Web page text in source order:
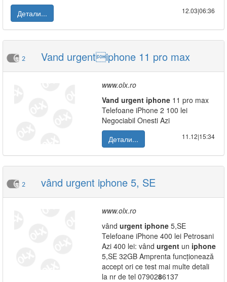
Детали...
12.03|06:36
2 Vand urgentiphone 11 pro max
www.olx.ro
Vand urgent iphone 11 pro max
Telefoane iPhone 2 100 lei
Negociabil Onesti Azi
Детали...
11.12|15:34
2 vând urgent iphone 5, SE
www.olx.ro
vând urgent iphone 5,SE
Telefoane iPhone 400 lei Petrosani
Azi 400 lei: vând urgent un iphone
5,SE 32GB Amprenta funcționează
accept ori ce test mai multe detali
la nr de tel 0790286137